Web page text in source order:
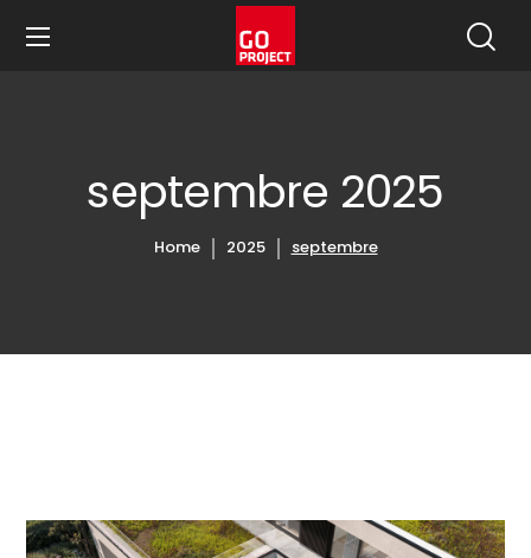
septembre 2025
Home 2025 septembre